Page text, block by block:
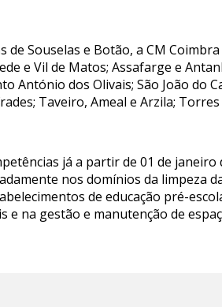
de Souselas e Botão, a CM
e Vil de Matos; Assafarge e
António dos Olivais; São João do
Taveiro, Ameal e Arzila;
já a partir de 01 de
nos domínios da limpeza
de educação pré-
e na gestão e manutenção de